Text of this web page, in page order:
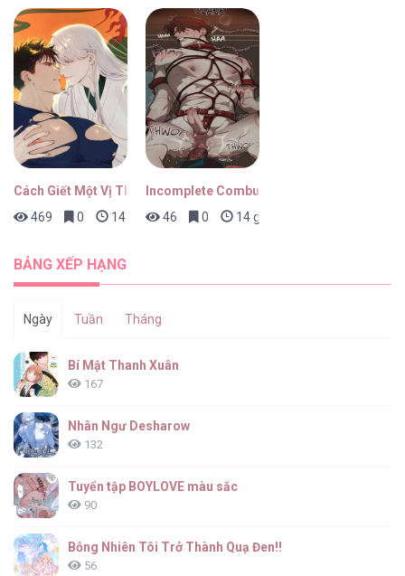
Cách Giết Một Vị Thân
469
0 14 giờ trước
Incomplete Combustion
46
0 14 giờ trước
BẢNG XẾP HẠNG
Ngày Tuần Tháng
Bí Mật Thanh Xuân
167
Nhân Ngư Desharow
132
Tuyển tập BOYLOVE màu sắc
90
Bỗng Nhiên Tôi Trở Thành Quạ Đen!!
56